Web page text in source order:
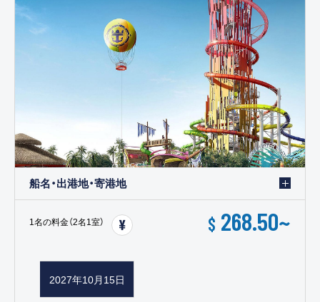
船名・出港地・寄港地
1名の料金（2名1室） $ 268.50~
2027年10月15日